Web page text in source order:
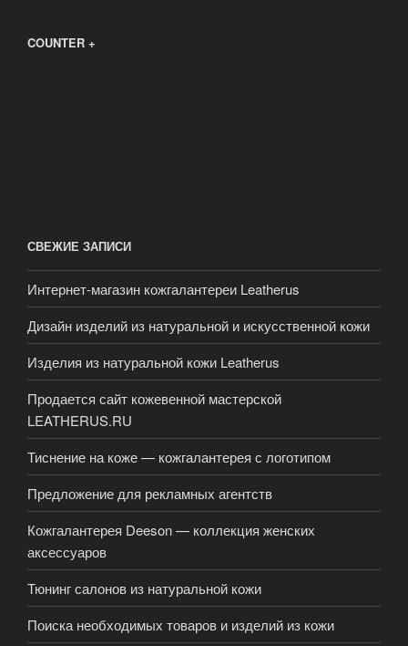
COUNTER +
СВЕЖИЕ ЗАПИСИ
Интернет-магазин кожгалантереи Leatherus
Дизайн изделий из натуральной и искусственной кожи
Изделия из натуральной кожи Leatherus
Продается сайт кожевенной мастерской
LEATHERUS.RU
Тиснение на коже — кожгалантерея с логотипом
Предложение для рекламных агентств
Кожгалантерея Deeson — коллекция женских
аксессуаров
Тюнинг салонов из натуральной кожи
Поиска необходимых товаров и изделий из кожи